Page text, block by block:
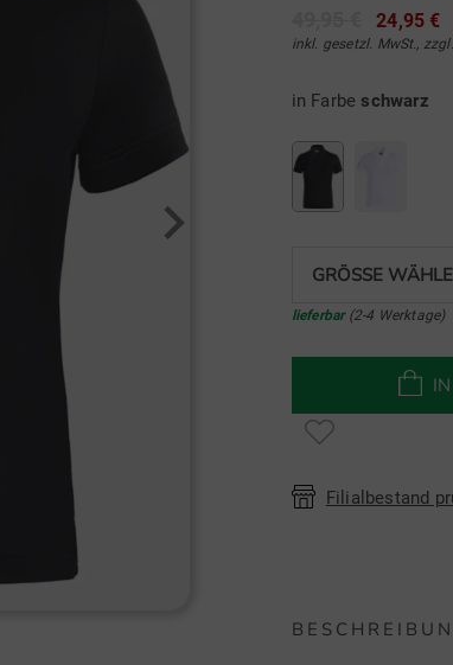
24,95 €
inkl. gesetzl. MwSt., zzgl.
in Farbe schwarz
GRÖSSE WÄHLEN
lieferbar(2-4 Werktage)
Filialbestand